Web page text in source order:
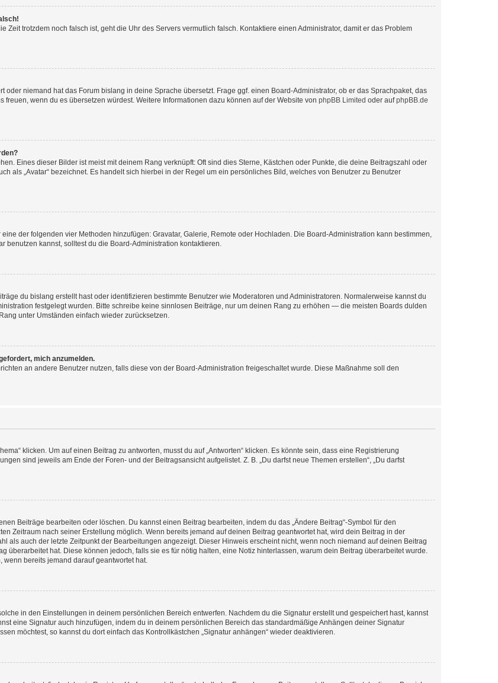
trotzdem noch falsch ist, geht die Uhr des Servers vermutlich falsch. Kontaktiere einen Administrator, damit er das Problem
niemand hat das Forum bislang in deine Sprache übersetzt. Frage ggf. einen Board-Administrator, ob er das Sprachpaket, das
wenn du es übersetzen würdest. Weitere Informationen dazu können auf der Website von phpBB Limited oder aufphpBB.de
Eines dieser Bilder ist meist mit deinem Rang verknüpft: Oft sind dies Sterne, Kästchen oder Punkte, die deine Beitragszahl oder
als „Avatar“ bezeichnet. Es handelt sich hierbei in der Regel um ein persönliches Bild, welches von Benutzer zu Benutzer
der folgenden vier Methoden hinzufügen: Gravatar, Galerie, Remote oder Hochladen. Die Board-Administration kann bestimmen,
benutzen kannst, solltest du die Board-Administration kontaktieren.
du bislang erstellt hast oder identifizieren bestimmte Benutzer wie Moderatoren und Administratoren. Normalerweise kannst du
festgelegt wurden. Bitte schreibe keine sinnlosen Beiträge, nur um deinen Rang zu erhöhen — die meisten Boards dulden
unter Umständen einfach wieder zurücksetzen.
mich anzumelden.
an andere Benutzer nutzen, falls diese von der Board-Administration freigeschaltet wurde. Diese Maßnahme soll den
klicken. Um auf einen Beitrag zu antworten, musst du auf „Antworten“ klicken. Es könnte sein, dass eine Registrierung
sind jeweils am Ende der Foren- und der Beitragsansicht aufgelistet. Z. B. „Du darfst neue Themen erstellen“, „Du darfst
Beiträge bearbeiten oder löschen. Du kannst einen Beitrag bearbeiten, indem du das „Ändere Beitrag“-Symbol für den
Zeitraum nach seiner Erstellung möglich. Wenn bereits jemand auf deinen Beitrag geantwortet hat, wird dein Beitrag in der
als auch der letzte Zeitpunkt der Bearbeitungen angezeigt. Dieser Hinweis erscheint nicht, wenn noch niemand auf deinen Beitrag
überarbeitet hat. Diese können jedoch, falls sie es für nötig halten, eine Notiz hinterlassen, warum dein Beitrag überarbeitet wurde.
bereits jemand darauf geantwortet hat.
in den Einstellungen in deinem persönlichen Bereich entwerfen. Nachdem du die Signatur erstellt und gespeichert hast, kannst
eine Signatur auch hinzufügen, indem du in deinem persönlichen Bereich das standardmäßige Anhängen deiner Signatur
möchtest, so kannst du dort einfach das Kontrollkästchen „Signatur anhängen“ wieder deaktivieren.